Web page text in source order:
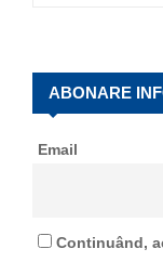
f
ABONARE
Email
Continuând,